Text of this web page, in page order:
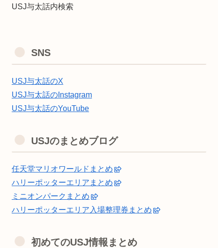
USJ与太話内検索
SNS
USJ与太話のX
USJ与太話のInstagram
USJ与太話のYouTube
USJのまとめブログ
任天堂マリオワールドまとめ
ハリーポッターエリアまとめ
ミニオンパークまとめ
ハリーポッターエリア入場整理券まとめ
初めてのUSJ情報まとめ